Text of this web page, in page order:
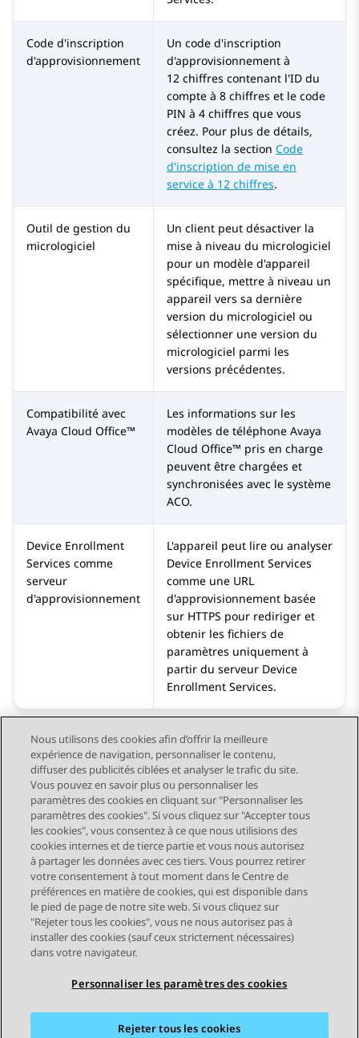
Code d'inscription
d'approvisionnement
Un code d'inscription
d'approvisionnement à
12 chiffres contenant l'ID du
compte à 8 chiffres et le code
PIN à 4 chiffres que vous
créez. Pour plus de détails,
consultez la section Code
d'inscription de mise en
service à 12 chiffres.
Outil de gestion du
micrologiciel
Un client peut désactiver la
mise à niveau du micrologiciel
pour un modèle d'appareil
spécifique, mettre à niveau un
appareil vers sa dernière
version du micrologiciel ou
sélectionner une version du
micrologiciel parmi les
versions précédentes.
Compatibilité avec
Avaya Cloud Office™
Les informations sur les
modèles de téléphone Avaya
Cloud Office™ pris en charge
peuvent être chargées et
synchronisées avec le système
ACO.
Device Enrollment
Services comme
serveur
d'approvisionnement
L'appareil peut lire ou analyser
Device Enrollment Services
comme une URL
d'approvisionnement basée
sur HTTPS pour rediriger et
obtenir les fichiers de
paramètres uniquement à
partir du serveur Device
Enrollment Services.
Send Feedback
Navigation par sujet
Sujet précédent
STAY CONNECTED
Nous utilisons des cookies afin d’offrir la meilleure
expérience de navigation, personnaliser le contenu,
diffuser des publicités ciblées et analyser le trafic du site.
Vous pouvez en savoir plus ou personnaliser les
paramètres des cookies en cliquant sur "Personnaliser les
paramètres des cookies". Si vous cliquez sur "Accepter tous
les cookies", vous consentez à ce que nous utilisions des
cookies internes et de tierce partie et vous nous autorisez
à partager les données avec ces tiers. Vous pourrez retirer
votre consentement à tout moment dans le Centre de
préférences en matière de cookies, qui est disponible dans
le pied de page de notre site web. Si vous cliquez sur
"Rejeter tous les cookies", vous ne nous autorisez pas à
installer des cookies (sauf ceux strictement nécessaires)
dans votre navigateur.
Personnaliser les paramètres des cookies
Rejeter tous les cookies